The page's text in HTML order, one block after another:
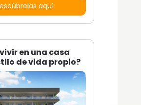
aquí
en una casa
de vida propio?